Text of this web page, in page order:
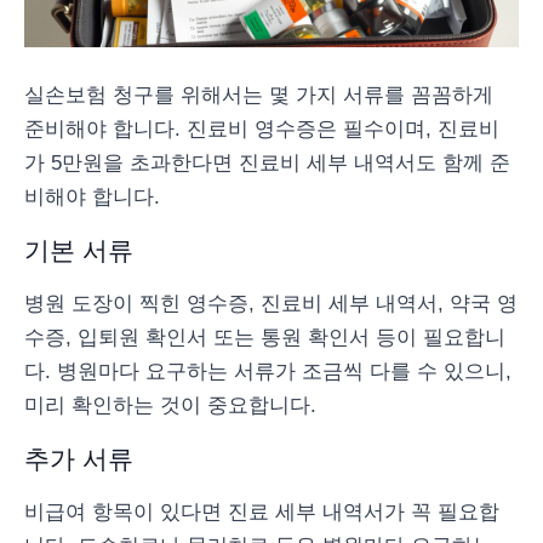
실손보험 청구를 위해서는 몇 가지 서류를 꼼꼼하게
준비해야 합니다. 진료비 영수증은 필수이며, 진료비
가 5만원을 초과한다면 진료비 세부 내역서도 함께 준
비해야 합니다.
기본 서류
병원 도장이 찍힌 영수증, 진료비 세부 내역서, 약국 영
수증, 입퇴원 확인서 또는 통원 확인서 등이 필요합니
다. 병원마다 요구하는 서류가 조금씩 다를 수 있으니,
미리 확인하는 것이 중요합니다.
추가 서류
비급여 항목이 있다면 진료 세부 내역서가 꼭 필요합